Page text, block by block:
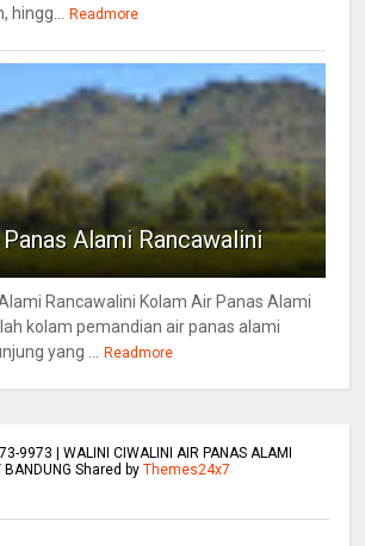
hingg...
Readmore
Alami Rancawalini
Rancawalini Kolam Air Panas Alami
kolam pemandian air panas alami
yang ...
Readmore
9973 | WALINI CIWALINI AIR PANAS ALAMI
BANDUNG Shared byThemes24x7